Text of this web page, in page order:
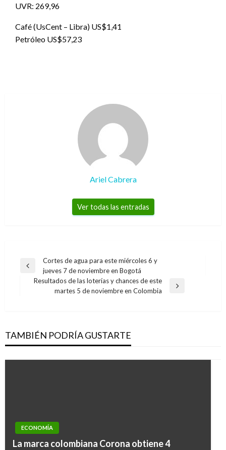
UVR: 269,96
Café (UsCent – Libra) US$1,41
Petróleo US$57,23
Ariel Cabrera
Ver todas las entradas
Navegación
entradas
Entrada
anterior
Cortes de agua para este miércoles 6 y
jueves 7 de noviembre en Bogotá
Resultados de las loterías y chances de este
martes 5 de noviembre en Colombia
TAMBIÉN PODRÍA GUSTARTE
ECONOMÍA
La marca colombiana Corona obtiene 4